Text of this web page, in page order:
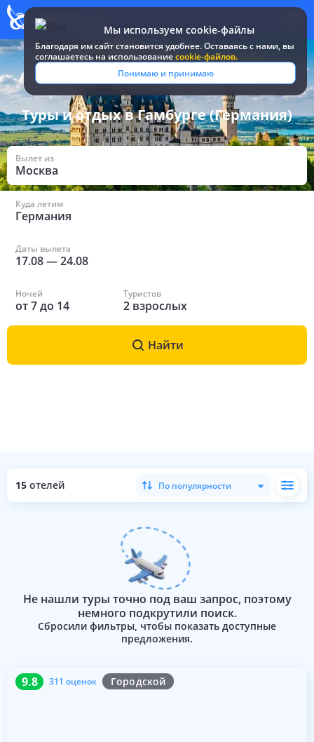
Мы используем cookie-файлы
Благодаря им сайт становится удобнее. Оставаясь c нами, вы
соглашаетесь на использованиеcookie-файлов.
Понимаю и принимаю
Все туры и путевки / Германия / в Гамбурге
Туры и отдых в Гамбурге (Германия)
Вылет из
Москва
Куда летим
Германия
Даты вылета
17.08—24.08
Ночей
от7до 14
Туристов
2 взрослых
Найти
15 отелей По популярности
Не нашли туры точно под ваш запрос, поэтому
немного подкрутили поиск.
Сбросили фильтры, чтобы показать доступные
предложения.
9.8 311 оценок Городской
9.8 311 оценок